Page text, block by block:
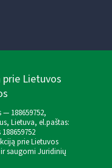
Lietuvos
188659752,
Lietuva, el.paštas:
prie Lietuvos
saugomi Juridinių